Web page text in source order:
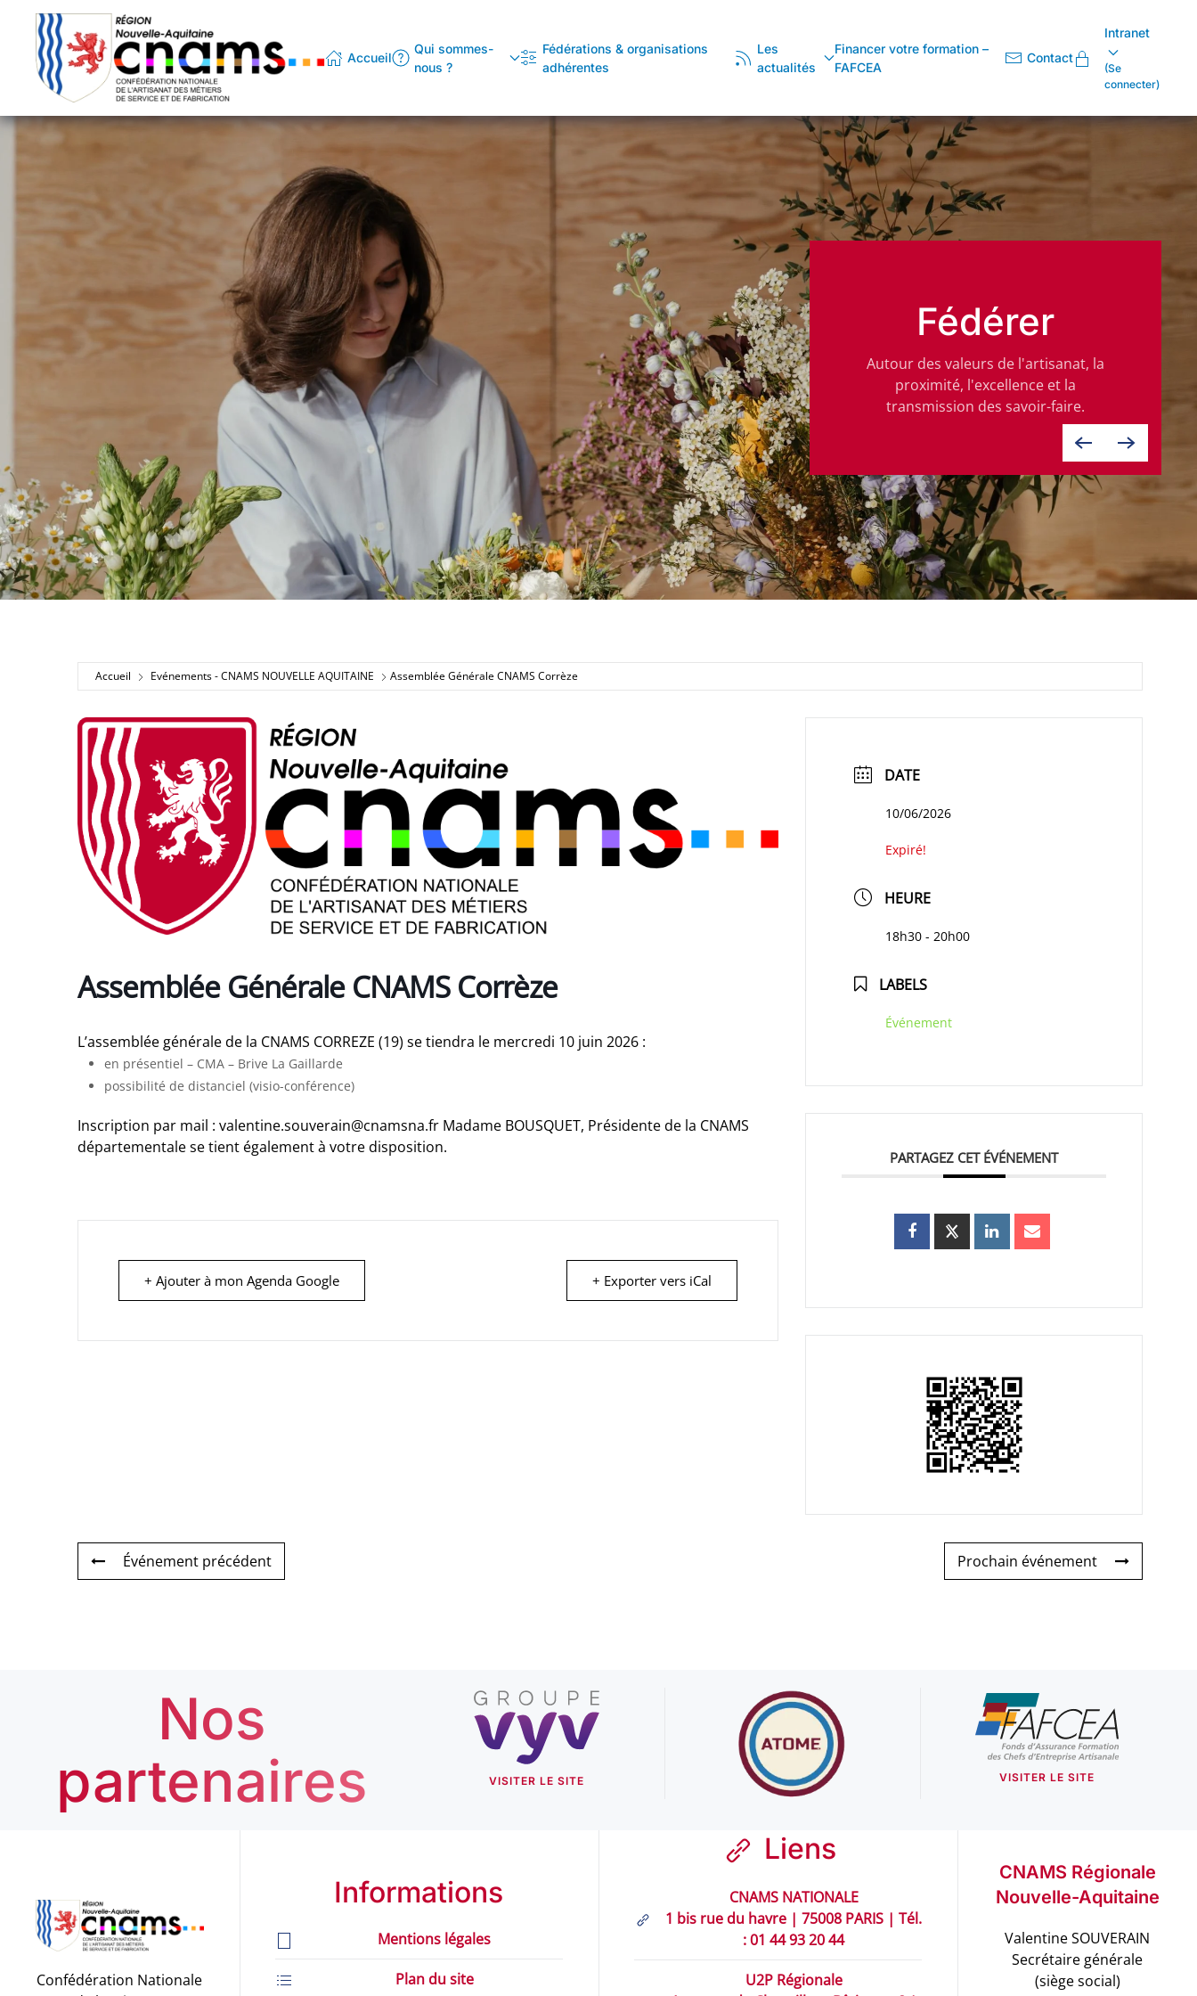
Passer au contenu principal Accueil
Qui sommes-
nous ?
Fédérations & organisations
adhérentes
Les
actualités
Financer votre formation –
FAFCEA
Contact
Intranet
(Se
connecter)
Fédérer
Autour des valeurs de l'artisanat, la
proximité, l'excellence et la
transmission des savoir-faire.
Accueil Evénements - CNAMS NOUVELLE AQUITAINE Assemblée Générale CNAMS Corrèze
Assemblée Générale CNAMS Corrèze
L’assemblée générale de la CNAMS CORREZE (19) se tiendra le mercredi 10 juin 2026 :
en présentiel – CMA – Brive La Gaillarde
possibilité de distanciel (visio-conférence)
Inscription par mail : valentine.souverain@cnamsna.fr Madame BOUSQUET, Présidente de la CNAMS
départementale se tient également à votre disposition.
+ Ajouter à mon Agenda Google + Exporter vers iCal
DATE
10/06/2026
Expiré!
HEURE
18h30 - 20h00
LABELS
Événement
PARTAGEZ CET ÉVÉNEMENT
Événement précédent Prochain événement
Nos
partenaires
VISITER LE SITE VISITER LE SITE
Confédération Nationale
Informations
Mentions légales
Plan du site
Liens
CNAMS NATIONALE
1 bis rue du havre | 75008 PARIS | Tél.
: 01 44 93 20 44
U2P Régionale
CNAMS Régionale
Nouvelle-Aquitaine
Valentine SOUVERAIN
Secrétaire générale
(siège social)